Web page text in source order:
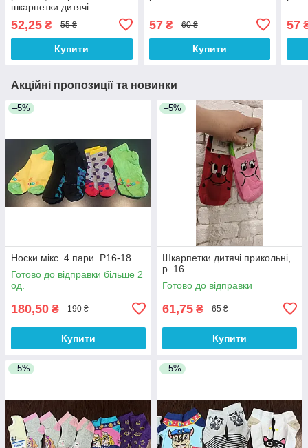
шкарпетки дитячі.
52,25 ₴ 55 ₴
Купити
57₴ 60 ₴
Купити
57
Акційні пропозиції та новинки
–5%
Носки мікс. 4 пари. Р16-18
Готово до відправки більше 2
од.
180,50 ₴ 190 ₴
Купити
–5%
Шкарпетки дитячі прикольні,
р. 16
Готово до відправки
61,75 ₴ 65 ₴
Купити
–5% –5%